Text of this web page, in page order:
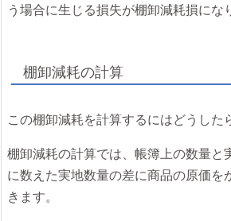
う場合に生じる損失が棚卸減耗損にな
棚卸減耗の計算
この棚卸減耗を計算するにはどうした
棚卸減耗の計算では、帳簿上の数量と
に数えた実地数量の差に商品の原価を
きます。